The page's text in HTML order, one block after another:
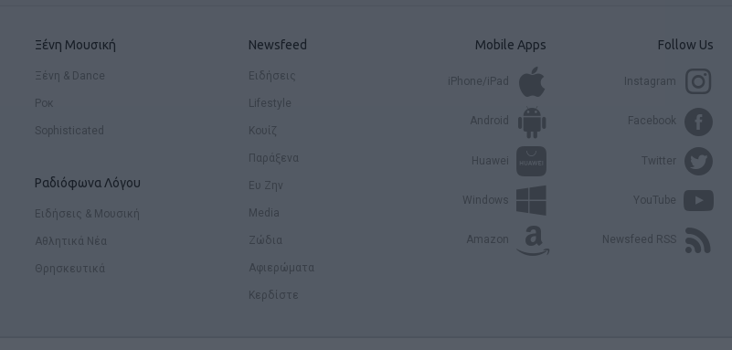
ΣΧΕΣΕΙΣ
Η νέα σχέση δεν έχει
συγκατοίκηση – Και η Charlize
Theron το επιβεβαιώνει
BODY+MIND
Πότε σου χτυπάει καμπανάκι ο
θυρεοειδής; Τα σημάδια που δεν
πρέπει να αγνοήσεις
ΑΝΘΡΩΠΟΙ
Η γυναίκα που χαρακτηρίζεται «ο
νέος Αϊνστάιν» και το MIT
παραλίγο να την ... χάσει
ΕΙΔΗΣΕΙΣ
Explainer: Γιατί οι πλούσιοι Κινέζοι
Ξένη Μουσική
Ξένη & Dance
Ροκ
Sophisticated
Ραδιόφωνα Λόγου
Ειδήσεις & Μουσική
Αθλητικά Νέα
Θρησκευτικά
Newsfeed
Ειδήσεις
Lifestyle
Κουίζ
Παράξενα
Ευ Ζην
Media
Ζώδια
Αφιερώματα
Κερδίστε
Mobile Apps
iPhone/iPad
Android
Huawei
Windows
Amazon
Follow Us
Instagram
Facebook
Twitter
YouTube
Newsfeed RSS